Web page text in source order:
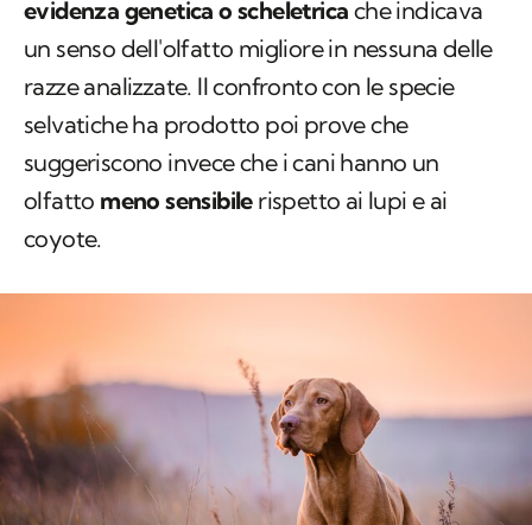
evidenza genetica o scheletrica che indicava
un senso dell'olfatto migliore in nessuna delle
razze analizzate. Il confronto con le specie
selvatiche ha prodotto poi prove che
suggeriscono invece che i cani hanno un
olfatto meno sensibilerispetto ai lupi e ai
coyote.